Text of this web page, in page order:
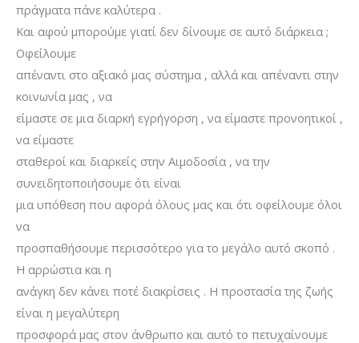
πράγματα πάνε καλύτερα .
Και αφού μπορούμε γιατί δεν δίνουμε σε αυτό διάρκεια ;
Οφείλουμε
απέναντι στο αξιακό μας σύστημα , αλλά και απέναντι στην
κοινωνία μας , να
είμαστε σε μια διαρκή εγρήγορση , να είμαστε προνοητικοί ,
να είμαστε
σταθεροί και διαρκείς στην Αιμοδοσία , να την
συνειδητοποιήσουμε ότι είναι
μια υπόθεση που αφορά όλους μας και ότι οφείλουμε όλοι
να
προσπαθήσουμε περισσότερο για το μεγάλο αυτό σκοπό .
Η αρρώστια και η
ανάγκη δεν κάνει ποτέ διακρίσεις . Η προστασία της ζωής
είναι η μεγαλύτερη
προσφορά μας στον άνθρωπο και αυτό το πετυχαίνουμε